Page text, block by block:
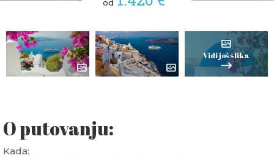
od
Vidi još slika
O putovanju:
Kada: